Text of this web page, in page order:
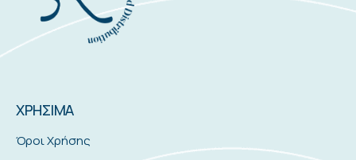
ΧΡΗΣΙΜΑ
Όροι Χρήσης